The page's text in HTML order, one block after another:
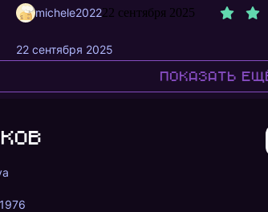
michele202222 сентября 2025
22 сентября 2025
Показать